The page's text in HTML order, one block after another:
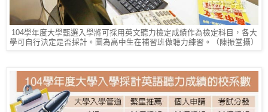
104學年度大學甄選入學將可採用英文聽力檢定成績作為檢定科目，各大
學可自行決定是否採計。圖為高中生在補習班做聽力練習。（陳振堂攝）